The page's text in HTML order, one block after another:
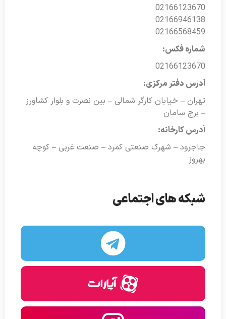
شبکه های اجتماعی
02166123670
02166946138
02166568459
شماره فکس:
02166123670
آدرس دفتر مرکزی:
تهران – خیابان کارگر شمالی – بین نصرت و بلوار کشاورز
– برج سامان
آدرس کارخانه:
جاجرود – شهرک صنعتی کمرد – صنعت غربی – کوچه
بهروز